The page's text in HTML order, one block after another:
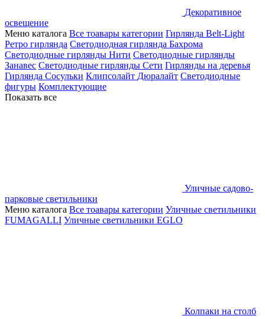
Декоративное
освещение
Меню каталога Все тоавары категории Гирлянда Belt-Light
Ретро гирлянда Светодиодная гирлянда Бахрома
Светодиодные гирлянды Нити Светодиодные гирлянды
Занавес Светодиодные гирлянды Сети Гирлянды на деревья
Гирлянда Сосульки Клипсолайт Дюралайт Светодиодные
фигуры Комплектующие
Показать все
Уличные садово-
парковые светильники
Меню каталога Все тоавары категории Уличные светильники
FUMAGALLI Уличные светильники EGLO
Колпаки на столб